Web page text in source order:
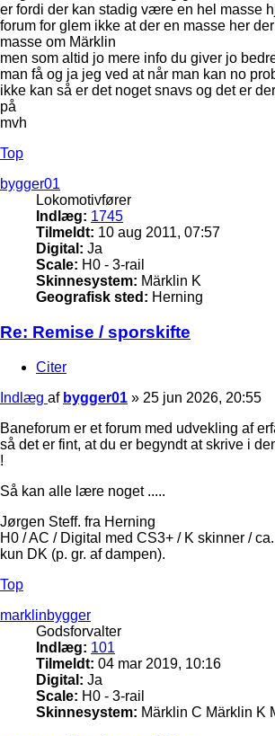
er fordi der kan stadig være en hel masse
forum for glem ikke at der en masse her
masse om Märklin
men som altid jo mere info du giver jo
man få og ja jeg ved at når man kan no
ikke kan så er det noget snavs og det er
på
mvh
Top
bygger01
Lokomotivfører
Indlæg: 1745
Tilmeldt: 10 aug 2011, 07:57
Digital: Ja
Scale: H0 - 3-rail
Skinnesystem: Märklin K
Geografisk sted: Herning
Re: Remise / sporskifte
Citer
Indlæg af bygger01 » 25 jun 2026, 20:55
Baneforum er et forum med udvekling af
så det er fint, at du er begyndt at skrive i
!
Så kan alle lære noget .....
Jørgen Steff. fra Herning
H0 / AC / Digital med CS3+ / K skinner /
kun DK (p. gr. af dampen).
Top
marklinbygger
Godsforvalter
Indlæg: 101
Tilmeldt: 04 mar 2019, 10:16
Digital: Ja
Scale: H0 - 3-rail
Skinnesystem: Märklin C Märklin K